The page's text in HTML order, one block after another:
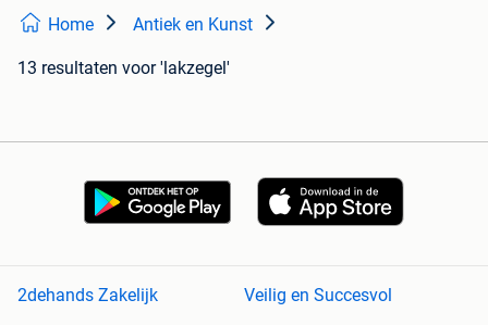
Home Antiek en Kunst
13 resultaten voor 'lakzegel'
2dehands Zakelijk
Veilig en Succesvol